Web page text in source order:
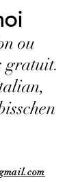
ou
gratuit.